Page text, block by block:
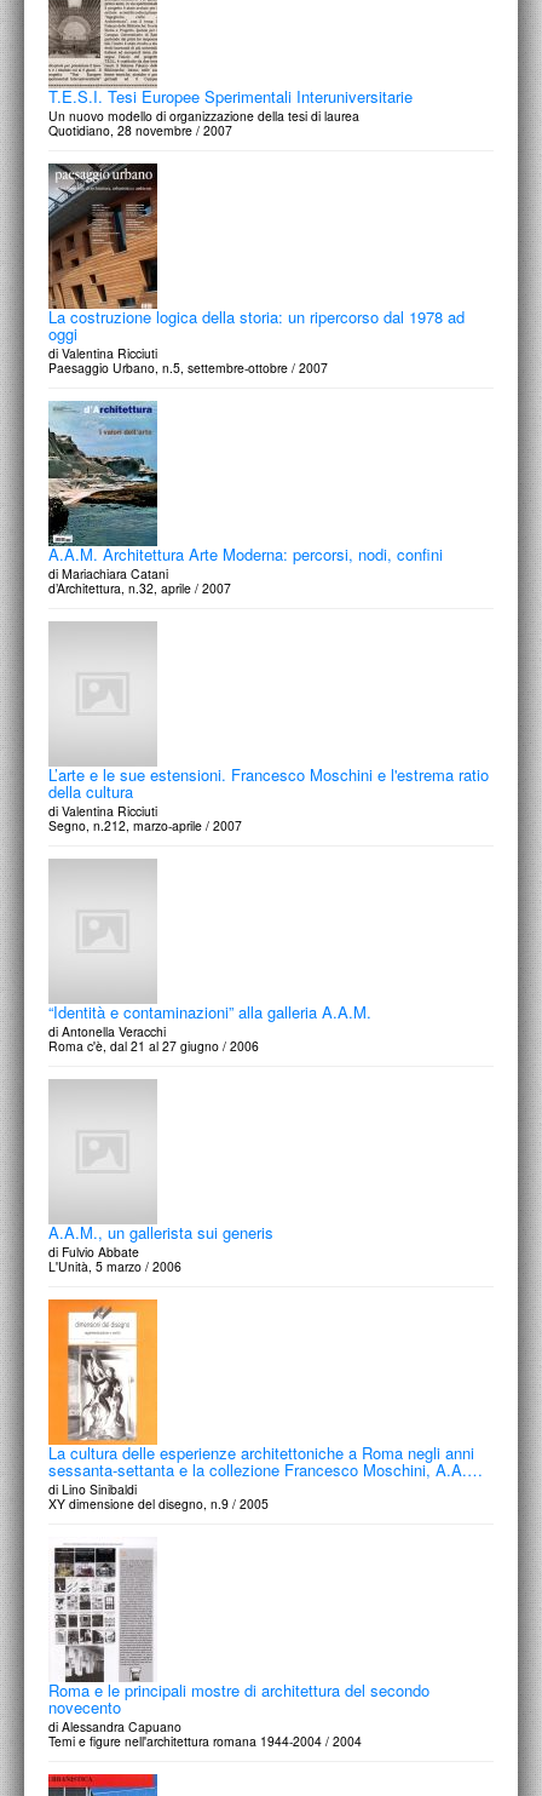
T.E.S.I. Tesi Europee Sperimentali Interuniversitarie
Un nuovo modello di organizzazione della tesi di laurea
Quotidiano, 28 novembre / 2007
La costruzione logica della storia: un ripercorso dal 1978 ad
oggi
di Valentina Ricciuti
Paesaggio Urbano, n.5, settembre-ottobre / 2007
A.A.M. Architettura Arte Moderna: percorsi, nodi, confini
di Mariachiara Catani
d’Architettura, n.32, aprile / 2007
L’arte e le sue estensioni. Francesco Moschini e l'estrema ratio
della cultura
di Valentina Ricciuti
Segno, n.212, marzo-aprile / 2007
“Identità e contaminazioni” alla galleria A.A.M.
di Antonella Veracchi
Roma c'è, dal 21 al 27 giugno / 2006
A.A.M., un gallerista sui generis
di Fulvio Abbate
L'Unità, 5 marzo / 2006
La cultura delle esperienze architettoniche a Roma negli anni
sessanta-settanta e la collezione Francesco Moschini, A.A.…
di Lino Sinibaldi
XY dimensione del disegno, n.9 / 2005
Roma e le principali mostre di architettura del secondo
novecento
di Alessandra Capuano
Temi e figure nell'architettura romana 1944-2004 / 2004